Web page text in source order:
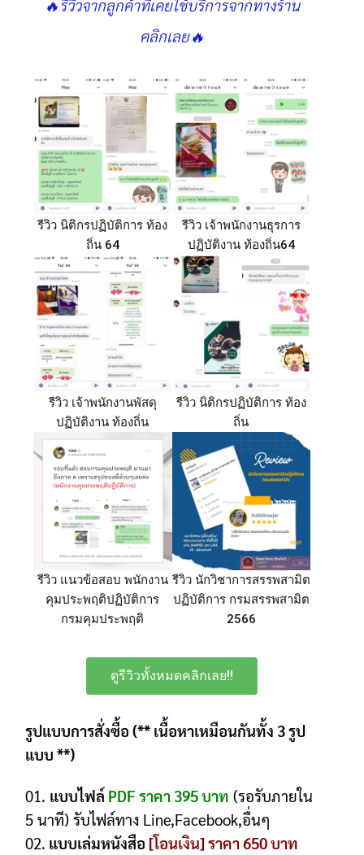
🔥รีวิวจากลูกค้าที่เคยใช้บริการจากทางร้าน
คลิกเลย🔥
รีวิว นิติกรปฏิบัติการ ท้อง
ถิ่น 64
รีวิว เจ้าพนักงานธุรการ
ปฏิบัติงาน ท้องถิ่น64
รีวิว เจ้าพนักงานพัสดุ
ปฏิบัติงาน ท้องถิ่น
รีวิว นิติกรปฏิบัติการ ท้อง
ถิ่น
รีวิว แนวข้อสอบ พนักงาน
คุมประพฤติปฏิบัติการ
กรมคุมประพฤติ
รีวิว นักวิชาการสรรพสามิต
ปฏิบัติการ กรมสรรพสามิต
2566
ดูรีวิวทั้งหมดคลิกเลย!!
รูปแบบการสั่งซื้อ (** เนื้อหาเหมือนกันทั้ง 3 รูป
แบบ **)
01. แบบไฟล์ PDF ราคา 395 บาท (รอรับภายใน
5 นาที) รับไฟล์ทาง Line,Facebook,อื่นๆ
02. แบบเล่มหนังสือ [โอนเงิน] ราคา 650 บาท